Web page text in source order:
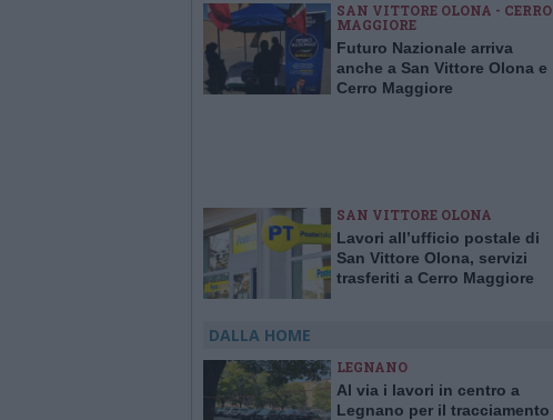
SAN VITTORE OLONA - CERRO
MAGGIORE
Futuro Nazionale arriva
anche a San Vittore Olona e
Cerro Maggiore
SAN VITTORE OLONA
Lavori all’ufficio postale di
San Vittore Olona, servizi
trasferiti a Cerro Maggiore
DALLA HOME
LEGNANO
Al via i lavori in centro a
Legnano per il tracciamento